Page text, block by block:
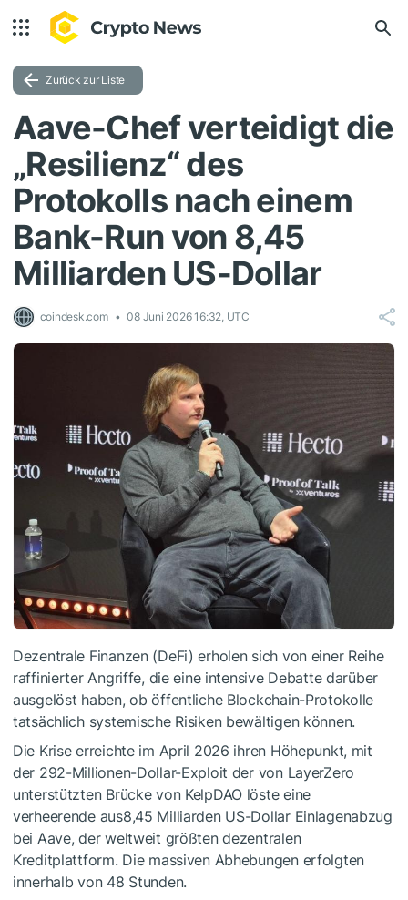
Zurück zur Liste
Aave-Chef verteidigt die
„Resilienz“ des
Protokolls nach einem
Bank-Run von 8,45
Milliarden US-Dollar
coindesk.com 08 Juni 2026 16:32, UTC
Dezentrale Finanzen (DeFi) erholen sich von einer Reihe
raffinierter Angriffe, die eine intensive Debatte darüber
ausgelöst haben, ob öffentliche Blockchain-Protokolle
tatsächlich systemische Risiken bewältigen können.
Die Krise erreichte im April 2026 ihren Höhepunkt, mit
der 292-Millionen-Dollar-Exploit der von LayerZero
unterstützten Brücke von KelpDAO löste eine
verheerende aus8,45 Milliarden US-Dollar Einlagenabzug
bei Aave, der weltweit größten dezentralen
Kreditplattform. Die massiven Abhebungen erfolgten
innerhalb von 48 Stunden.